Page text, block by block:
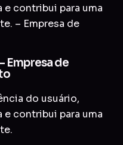
e contribui para uma
– Empresa de
Empresa de
do usuário,
e contribui para uma